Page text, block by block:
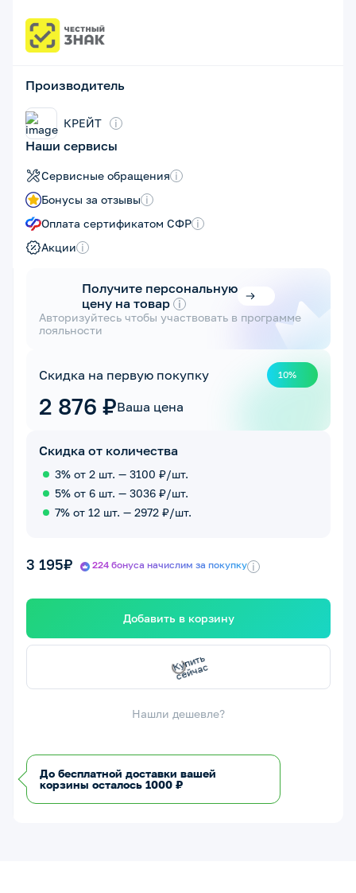
Производитель
КРЕЙТ i
Наши сервисы
Сервисные обращения i
Бонусы за отзывы i
Оплата сертификатом СФР i
Акции i
Получите персональную
цену на товар i
Авторизуйтесь чтобы участвовать в программе
лояльности
Скидка на первую покупку 10%
2 876 ₽Ваша цена
Скидка от количества
3% от 2 шт. — 3100 ₽/шт.
5% от 6 шт. — 3036 ₽/шт.
7% от 12 шт. — 2972 ₽/шт.
3 195₽ 224 бонуса начислим за покупку i
Добавить в корзину
К
у
п
и
т
ь
с
е
й
ч
а
с
Нашли дешевле?
До бесплатной доставки вашей
корзины осталось 1000 ₽